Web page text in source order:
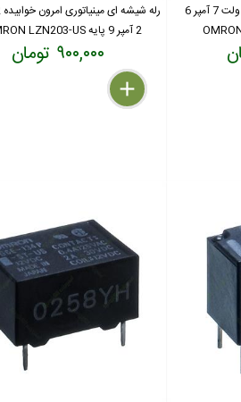
رله شیشه ای مینیاتوری امرون 9 ولت 7 آمپر 6
2 آمپر 9 پایه OMRON LZN203-US
۹۰۰,۰۰۰ تومان
delete
remove
add